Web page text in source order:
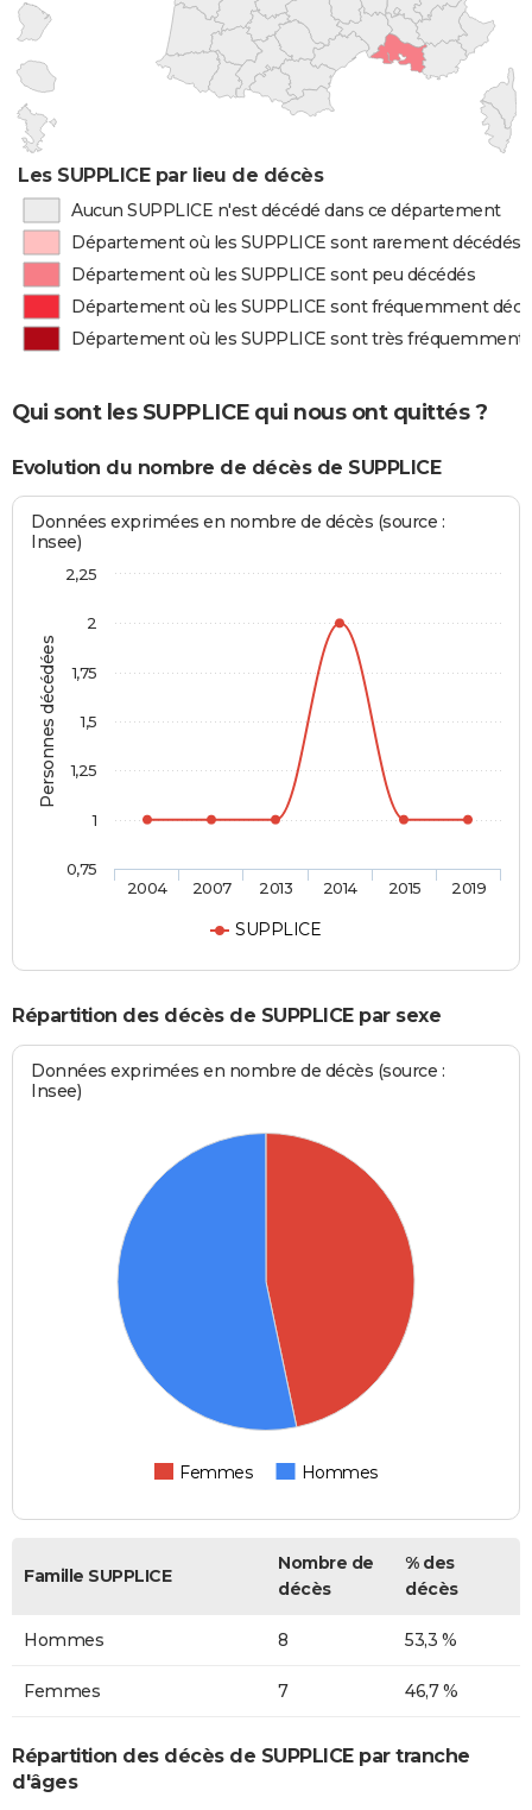
Les SUPPLICE par lieu de décès
Aucun SUPPLICE n'est décédé dans ce département
Département où les SUPPLICE sont rarement décédés
Département où les SUPPLICE sont peu décédés
Département où les SUPPLICE sont fréquemment
Département où les SUPPLICE sont très fréquemment
Qui sont les SUPPLICE qui nous ont quittés ?
Evolution du nombre de décès de SUPPLICE
Personnes décédées
Données exprimées en nombre de décès (source :
Insee)
SUPPLICE
2004 2007 2013 2014 2015 2019
0,75
1
1,25
1,5
1,75
2
2,25
Répartition des décès de SUPPLICE par sexe
Données exprimées en nombre de décès (source :
Insee)
Femmes Hommes
Famille SUPPLICE
Nombre de
décès
% des
décès
Hommes 8 53,3 %
Femmes 7 46,7 %
Répartition des décès de SUPPLICE par tranche
d'âges